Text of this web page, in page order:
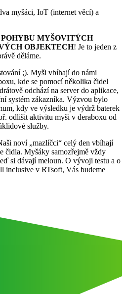
myšáci, IoT (internet věcí) a
MYŠOVITÝCH
OBJEKTECH! Je to jeden z
děláme.
;). Myši vbíhají do námi
kde se pomocí několika čidel
odchází na server do aplikace,
systém zákazníka. Výzvou bylo
kdy ve výsledku je výdrž baterek
odlišit aktivitu myši v deraboxu od
služby.
noví „mazlíčci“ celý den vbíhají
čidla. Myšáky samozřejmě vždy
si dávají meloun. O vývoji testu a o
inclusive v RTsoft, Vás budeme